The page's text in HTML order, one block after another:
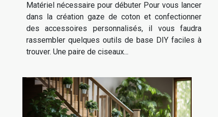
Matériel nécessaire pour débuter Pour vous lancer
dans la création gaze de coton et confectionner
des accessoires personnalisés, il vous faudra
rassembler quelques outils de base DIY faciles à
trouver. Une paire de ciseaux...